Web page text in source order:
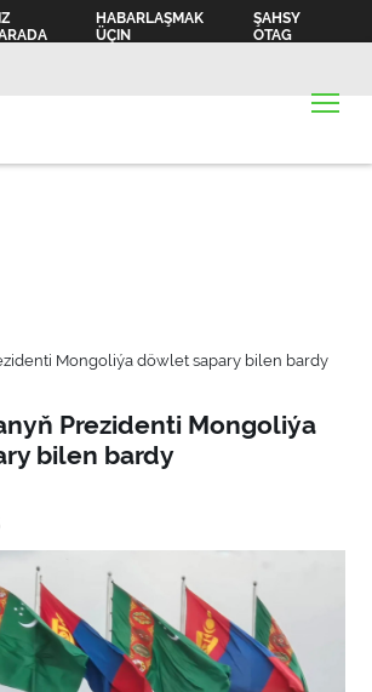
HABARLAŞMAK
ÜÇIN
ŞAHSY
OTAG
Mongoliýa döwlet sapary bilen bardy
Prezidenti Mongoliýa
bilen bardy